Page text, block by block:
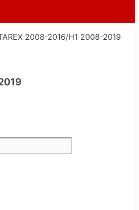
2008-2016/H1 2008-2019